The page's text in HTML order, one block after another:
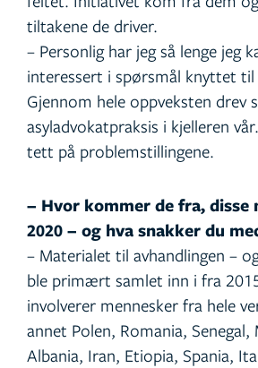
tiltakene de driver.
– Personlig har jeg så lenge jeg
interessert i spørsmål knyttet til
Gjennom hele oppveksten drev
asyladvokatpraksis i kjelleren
tett på problemstillingene.
– Hvor kommer de fra, disse
2020 – og hva snakker du
– Materialet til avhandlingen –
ble primært samlet inn i fra
involverer mennesker fra hele
annet Polen, Romania, Senegal,
Albania, Iran, Etiopia, Spania,